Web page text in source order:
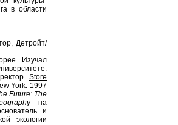
в области
Детройт/
Изучал
Store
York. 1997
Future: The
на
и
экологии